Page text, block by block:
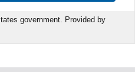
government. Provided by